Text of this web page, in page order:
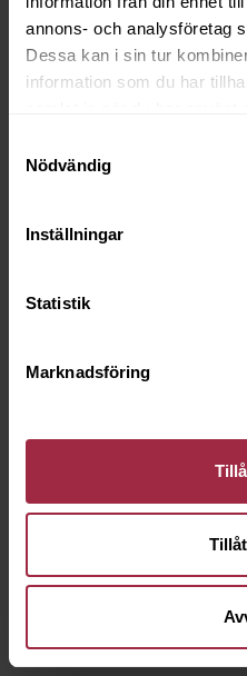
annons- och analysföretag
Dessa kan i sin tur
information som du har
Nödvändig
Inställningar
Statistik
Marknadsföring